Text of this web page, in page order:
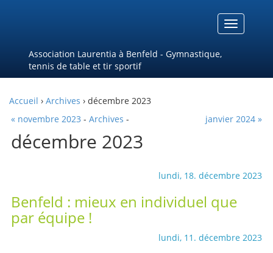
Menu
Association Laurentia à Benfeld - Gymnastique,
tennis de table et tir sportif
Accueil › Archives › décembre 2023
« novembre 2023 - Archives - janvier 2024 »
décembre 2023
lundi, 18. décembre 2023
Benfeld : mieux en individuel que
par équipe !
lundi, 11. décembre 2023